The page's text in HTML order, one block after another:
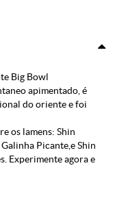
Big Bowl
apimentado, é
do oriente e foi
os lamens: Shin
Picante,eShin
Experimente agora e